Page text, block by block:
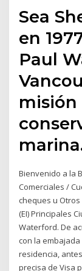
Sea
en
Paul
misión
Bienvenido a la
Comerciales /
cheques u
(EI) Principales
Waterford. De
con la
residencia,
precisa de Visa